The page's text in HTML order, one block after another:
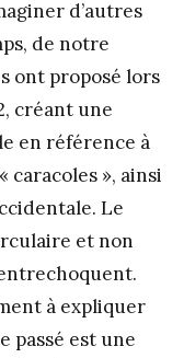
d’autres
de notre
ont proposé lors
créant une
en référence à
caracoles », ainsi
Le
et non
à expliquer
passé est une